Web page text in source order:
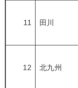
11 田川
12 北九州